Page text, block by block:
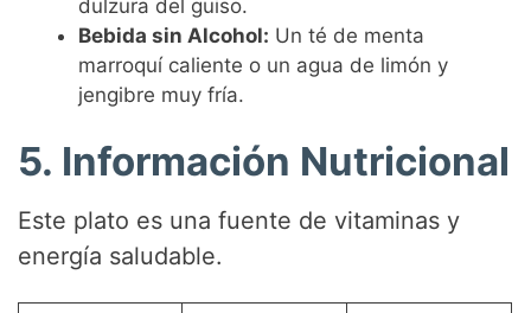
dulzura del guiso.
Bebida sin Alcohol: Un té de menta
marroquí caliente o un agua de limón y
jengibre muy fría.
5. Información Nutricional
Este plato es una fuente de vitaminas y
energía saludable.